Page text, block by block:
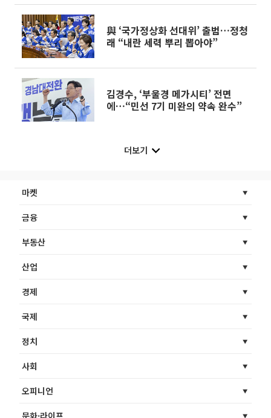
與 ‘국가정상화 선대위’ 출범…정청
래 “내란 세력 뿌리 뽑아야”
김경수, ‘부울경 메가시티’ 전면
에…“민선 7기 미완의 약속 완수”
더보기
마켓
금융
부동산
산업
경제
국제
정치
사회
오피니언
문화·라이프